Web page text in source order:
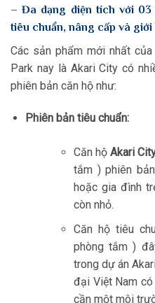
– Đa dạng diện tích với 03
tiêu chuẩn, nâng cấp và giới
Các sản phẩm mới nhất
Park nay là Akari City có
phiên bản căn hộ như:
Phiên bản tiêu chuẩn:
Căn hộ Akari
tắm ) phiên
hoặc gia đình
còn nhỏ.
Căn hộ tiêu
phòng tắm )
trong dự án
đại Việt Nam
cần một môi